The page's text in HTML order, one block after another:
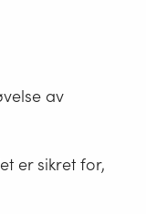
av
er sikret for,